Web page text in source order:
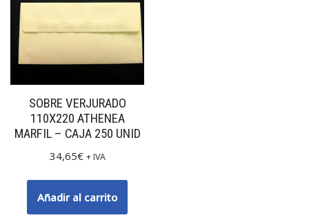
SOBRE VERJURADO
110X220 ATHENEA
MARFIL – CAJA 250 UNID
34,65€ + IVA
Añadir al carrito